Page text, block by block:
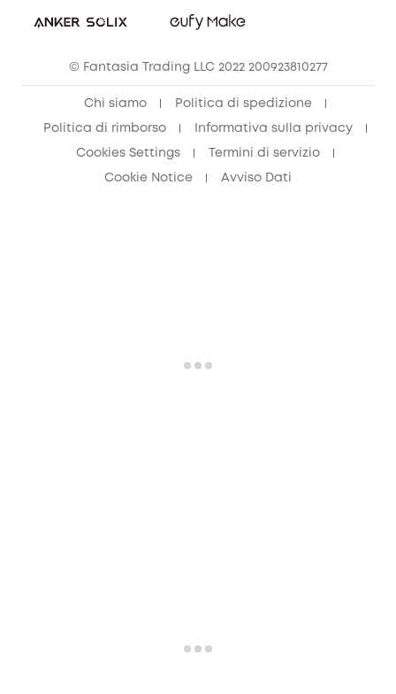
© Fantasia Trading LLC 2022 200923810277
Chi siamo Politica di spedizione
Politica di rimborso Informativa sulla privacy
Cookies Settings Termini di servizio
Cookie Notice Avviso Dati